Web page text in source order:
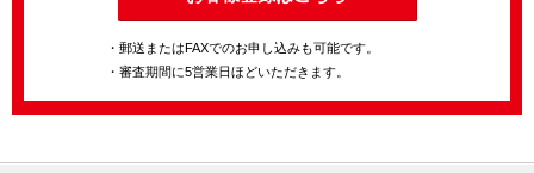
・郵送またはFAXでのお申し込みも可能です。
・審査期間に5営業日ほどいただきます。